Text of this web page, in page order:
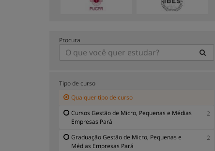
Procura
Tipo de curso
Qualquer tipo de curso
Cursos Gestão de Micro, Pequenas e Médias
Empresas Pará
2
Graduação Gestão de Micro, Pequenas e
Médias Empresas Pará
2